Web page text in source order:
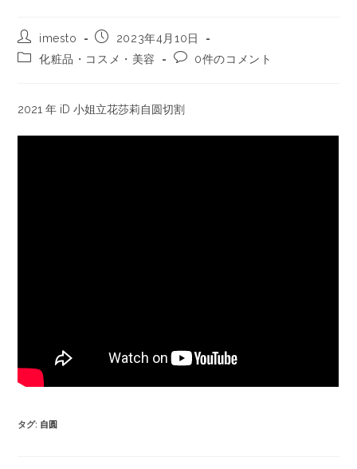
imesto
2023年4月10日
化粧品・コスメ・美容
0件のコメント
2021 年 iD 小姐立花莎莉自圆切割
タグ: 自圆